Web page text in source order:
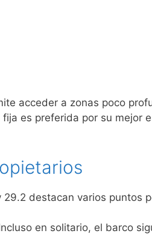
acceder a zonas poco
es preferida por su mejor
destacan varios puntos
en solitario, el barco